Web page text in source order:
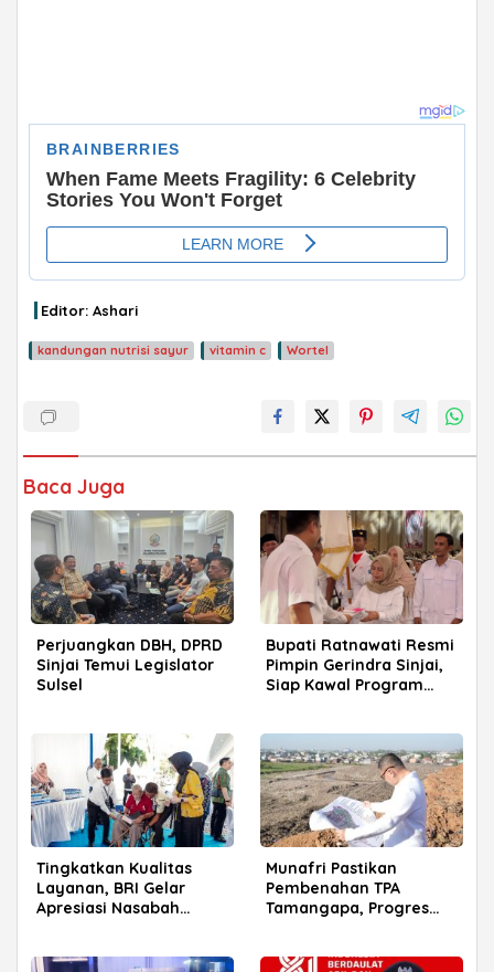
Editor: Ashari
kandungan nutrisi sayur vitamin c Wortel
Baca Juga
Perjuangkan DBH, DPRD
Sinjai Temui Legislator
Sulsel
Bupati Ratnawati Resmi
Pimpin Gerindra Sinjai,
Siap Kawal Program
Tingkatkan Kualitas
Layanan, BRI Gelar
Apresiasi Nasabah
Munafri Pastikan
Pembenahan TPA
Tamangapa, Progres